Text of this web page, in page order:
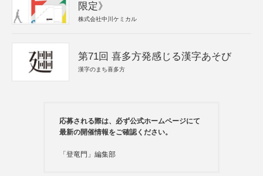
限定》
株式会社中川ケミカル
第71回 喜多方発感じる漢字あそび
漢字のまち喜多方
応募される際は、必ず公式ホームページにて
最新の開催情報をご確認ください。
「登竜門」編集部